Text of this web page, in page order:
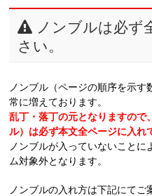
ノンブルは必ず
さい。
ノンブル（ページの順序を示
常に増えております。
乱丁・落丁の元となりますので
ル）は必ず本文全ページに入れ
ノンブルが入っていないこと
ム対象外となります。
ノンブルの入れ方は下記にてご